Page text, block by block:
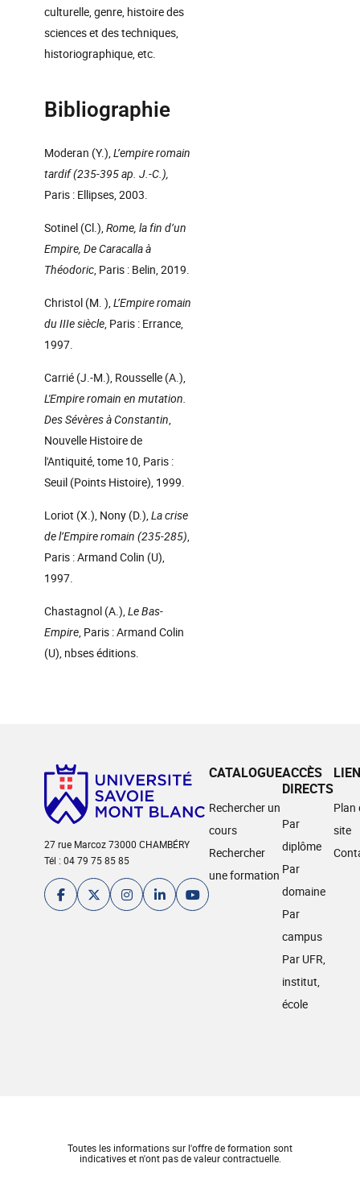
culturelle, genre, histoire des
sciences et des techniques,
historiographique, etc.
Bibliographie
Moderan (Y.),L’empire romain
tardif (235-395 ap. J.-C.),
Paris : Ellipses, 2003.
Sotinel (Cl.),Rome, la fin d’un
Empire, De Caracalla à
Théodoric, Paris : Belin, 2019.
Christol (M. ),L’Empire romain
du IIIe siècle, Paris : Errance,
1997.
Carrié (J.-M.), Rousselle (A.),
L'Empire romain en mutation.
Des Sévères à Constantin,
Nouvelle Histoire de
l'Antiquité, tome 10, Paris :
Seuil (Points Histoire), 1999.
Loriot (X.), Nony (D.),La crise
de l’Empire romain (235-285),
Paris : Armand Colin (U),
1997.
Chastagnol (A.),Le Bas-
Empire, Paris : Armand Colin
(U), nbses éditions.
27 rue Marcoz 73000 CHAMBÉRY
Tél : 04 79 75 85 85
CATALOGUE
Rechercher un
cours
Rechercher
une formation
ACCÈS
DIRECTS
Par
diplôme
Par
domaine
Par
campus
Par UFR,
institut,
école
Plan
site
Toutes les informations sur l'offre de formation sont
indicatives et n'ont pas de valeur contractuelle.